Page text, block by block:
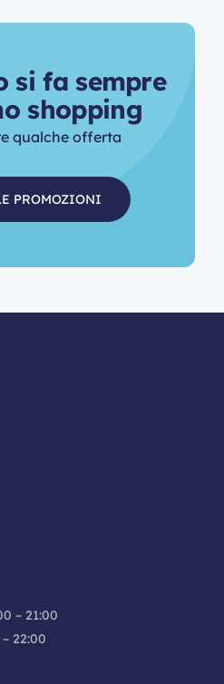
si fa sempre
o shopping
qualche offerta
PROMOZIONI
– 21:00
22:00